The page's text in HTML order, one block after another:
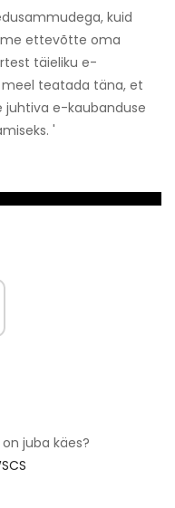
kuid
ettevõtte oma
täieliku e-
meel teatada täna, et
juhtiva e-kaubanduse
'
juba käes?